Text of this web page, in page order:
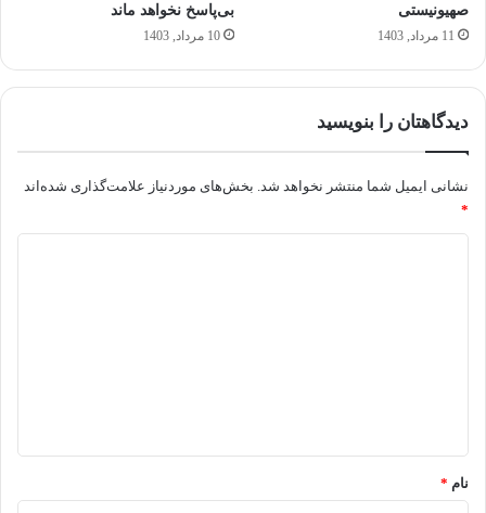
صهیونیستی
11 مرداد, 1403
بی‌پاسخ نخواهد ماند
10 مرداد, 1403
دیدگاهتان را بنویسید
نشانی ایمیل شما منتشر نخواهد شد. بخش‌های موردنیاز علامت‌گذاری شده‌اند
*
نام *